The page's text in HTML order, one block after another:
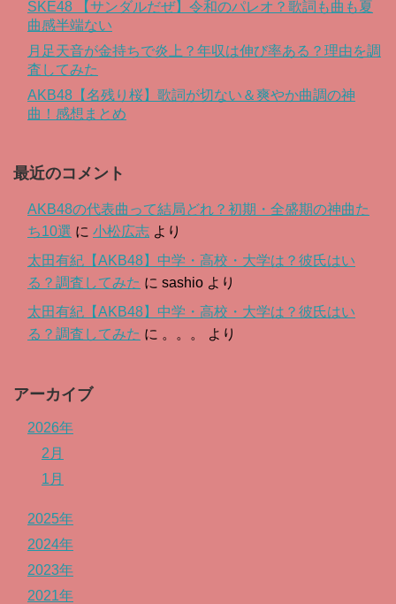
SKE48 【サンダルだぜ】令和のパレオ？歌詞も曲も夏
曲感半端ない
月足天音が金持ちで炎上？年収は伸び率ある？理由を調
査してみた
AKB48【名残り桜】歌詞が切ない＆爽やか曲調の神
曲！感想まとめ
最近のコメント
AKB48の代表曲って結局どれ？初期・全盛期の神曲た
ち10選 に 小松広志 より
太田有紀【AKB48】中学・高校・大学は？彼氏はい
る？調査してみた に sashio より
太田有紀【AKB48】中学・高校・大学は？彼氏はい
る？調査してみた に 。。。 より
アーカイブ
2026年
2月
1月
2025年
2024年
2023年
2021年